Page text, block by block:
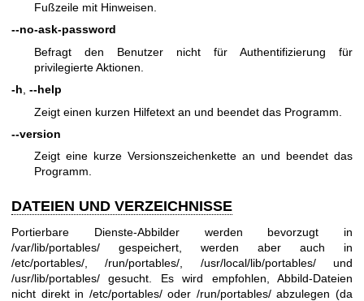
Fußzeile mit Hinweisen.
--no-ask-password
Befragt den Benutzer nicht für Authentifizierung für
privilegierte Aktionen.
-h, --help
Zeigt einen kurzen Hilfetext an und beendet das Programm.
--version
Zeigt eine kurze Versionszeichenkette an und beendet das
Programm.
DATEIEN UND VERZEICHNISSE
Portierbare Dienste-Abbilder werden bevorzugt in
/var/lib/portables/ gespeichert, werden aber auch in
/etc/portables/, /run/portables/, /usr/local/lib/portables/ und
/usr/lib/portables/ gesucht. Es wird empfohlen, Abbild-Dateien
nicht direkt in /etc/portables/ oder /run/portables/ abzulegen (da